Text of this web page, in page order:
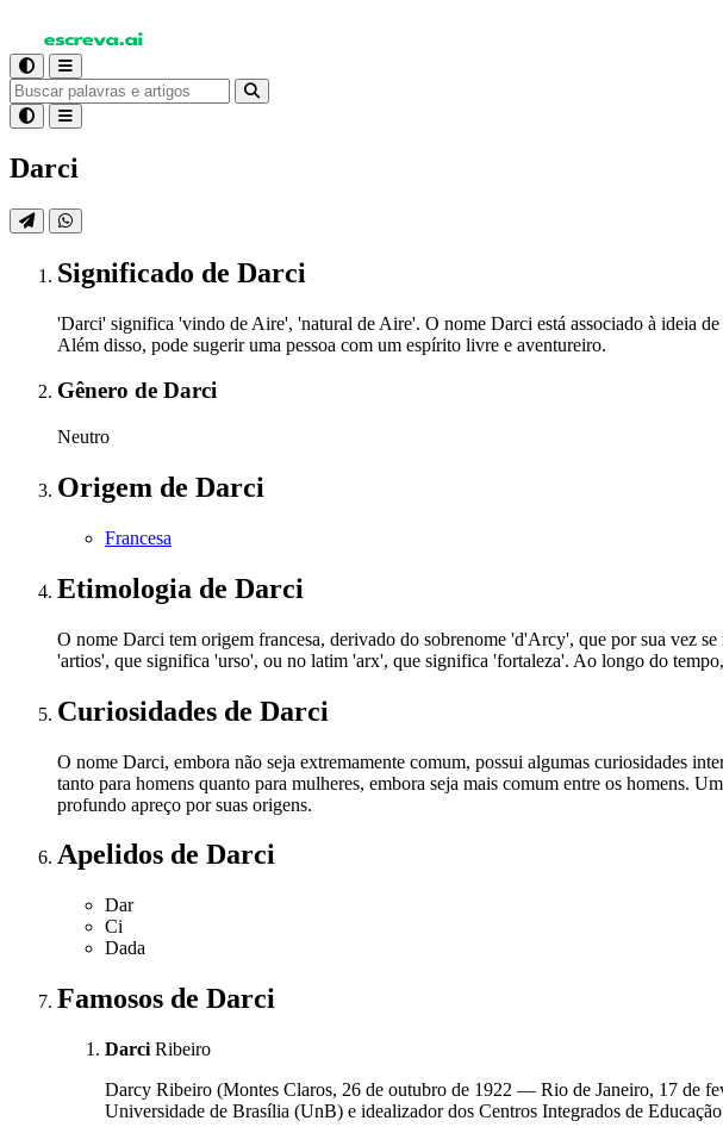
Darci
Significado de Darci
'Darci' significa 'vindo de Aire', 'natural de Aire'. O nome Darci está associado à ideia
Além disso, pode sugerir uma pessoa com um espírito livre e aventureiro.
Gênero de Darci
Neutro
Origem de Darci
Francesa
Etimologia de Darci
O nome Darci tem origem francesa, derivado do sobrenome 'd'Arcy', que por sua vez
'artios', que significa 'urso', ou no latim 'arx', que significa 'fortaleza'. Ao longo do
Curiosidades de Darci
O nome Darci, embora não seja extremamente comum, possui algumas curiosidades
tanto para homens quanto para mulheres, embora seja mais comum entre os homens.
profundo apreço por suas origens.
Apelidos de Darci
Dar
Ci
Dada
Famosos de Darci
Darci Ribeiro
Darcy Ribeiro (Montes Claros, 26 de outubro de 1922 — Rio de Janeiro, 17 de
Universidade de Brasília (UnB) e idealizador dos Centros Integrados de